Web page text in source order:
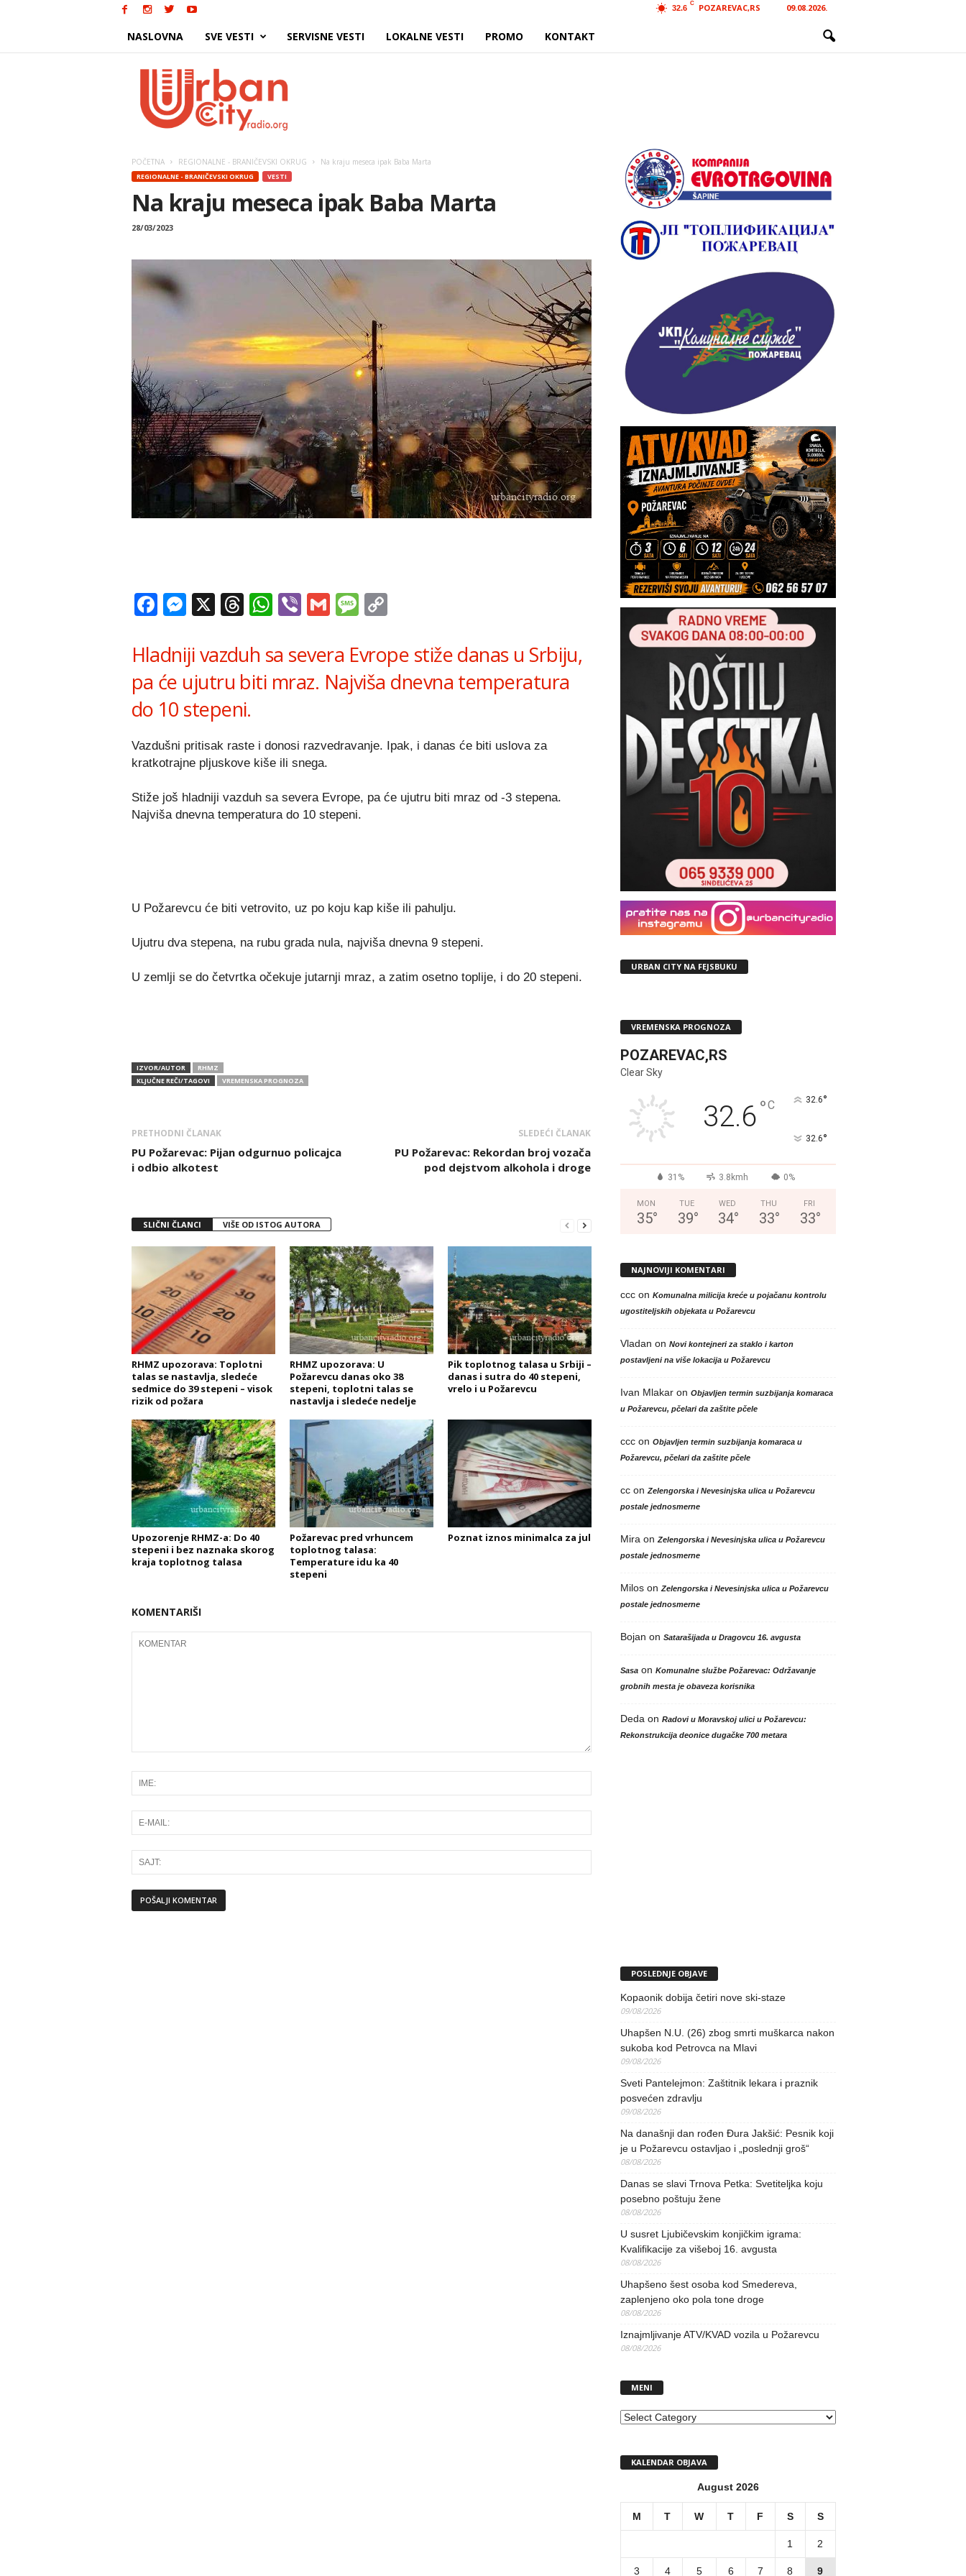
32.6
C POZAREVAC,RS 09.08.2026.
NASLOVNA SVE VESTI SERVISNE VESTI LOKALNE VESTI PROMO KONTAKT
POČETNA REGIONALNE - BRANIČEVSKI OKRUG Na kraju meseca ipak Baba Marta
REGIONALNE - BRANIČEVSKI OKRUG VESTI
Na kraju meseca ipak Baba Marta
28/03/2023
Facebook
Messenger
X Threads
WhatsApp
ViberGmailMessage
Hladniji vazduh sa severa Evrope stiže danas u Srbiju,
pa će ujutru biti mraz. Najviša dnevna temperatura
do 10 stepeni.
Vazdušni pritisak raste i donosi razvedravanje. Ipak, i danas će biti uslova za
kratkotrajne pljuskove kiše ili snega.
Stiže još hladniji vazduh sa severa Evrope, pa će ujutru biti mraz od -3 stepena.
Najviša dnevna temperatura do 10 stepeni.
U Požarevcu će biti vetrovito, uz po koju kap kiše ili pahulju.
Ujutru dva stepena, na rubu grada nula, najviša dnevna 9 stepeni.
U zemlji se do četvrtka očekuje jutarnji mraz, a zatim osetno toplije, i do 20 stepeni.
IZVOR/AUTOR
RHMZ
KLJUČNE REČI/TAGOVI
VREMENSKA PROGNOZA
PRETHODNI ČLANAK
PU Požarevac: Pijan odgurnuo policajca
i odbio alkotest
SLEDEĆI ČLANAK
PU Požarevac: Rekordan broj vozača
pod dejstvom alkohola i droge
SLIČNI ČLANCI VIŠE OD ISTOG AUTORA
RHMZ upozorava: Toplotni
talas se nastavlja, sledeće
sedmice do 39 stepeni – visok
rizik od požara
RHMZ upozorava: U
Požarevcu danas oko 38
stepeni, toplotni talas se
nastavlja i sledeće nedelje
Pik toplotnog talasa u Srbiji –
danas i sutra do 40 stepeni,
vrelo i u Požarevcu
Upozorenje RHMZ-a: Do 40
stepeni i bez naznaka skorog
kraja toplotnog talasa
Požarevac pred vrhuncem
toplotnog talasa:
Temperature idu ka 40
stepeni
Poznat iznos minimalca za jul
KOMENTARIŠI
URBAN CITY NA FEJSBUKU
VREMENSKA PROGNOZA
POZAREVAC,RS
Clear Sky
32.6°C 32.6°
32.6°
31% 3.8kmh 0%
MON
35°
TUE
39°
WED
34°
THU
33°
FRI
33°
NAJNOVIJI KOMENTARI
cccon Komunalna milicija kreće u pojačanu kontrolu
ugostiteljskih objekata u Požarevcu
Vladan on Novi kontejneri za staklo i karton
postavljeni na više lokacija u Požarevcu
Ivan Mlakaron Objavljen termin suzbijanja komaraca
u Požarevcu, pčelari da zaštite pčele
cccon Objavljen termin suzbijanja komaraca u
Požarevcu, pčelari da zaštite pčele
ccon Zelengorska i Nevesinjska ulica u Požarevcu
postale jednosmerne
Mira on Zelengorska i Nevesinjska ulica u Požarevcu
postale jednosmerne
Miloson Zelengorska i Nevesinjska ulica u Požarevcu
postale jednosmerne
Bojan on Satarašijada u Dragovcu 16. avgusta
Sasaon Komunalne službe Požarevac: Održavanje
grobnih mesta je obaveza korisnika
Deda on Radovi u Moravskoj ulici u Požarevcu:
Rekonstrukcija deonice dugačke 700 metara
POSLEDNJE OBJAVE
Kopaonik dobija četiri nove ski-staze
09/08/2026
Uhapšen N.U. (26) zbog smrti muškarca nakon
sukoba kod Petrovca na Mlavi
09/08/2026
Sveti Pantelejmon: Zaštitnik lekara i praznik
posvećen zdravlju
09/08/2026
Na današnji dan rođen Đura Jakšić: Pesnik koji
je u Požarevcu ostavljao i „poslednji groš“
08/08/2026
Danas se slavi Trnova Petka: Svetiteljka koju
posebno poštuju žene
08/08/2026
U susret Ljubičevskim konjičkim igrama:
Kvalifikacije za višeboj 16. avgusta
08/08/2026
Uhapšeno šest osoba kod Smedereva,
zaplenjeno oko pola tone droge
08/08/2026
Iznajmljivanje ATV/KVAD vozila u Požarevcu
08/08/2026
MENI
MENI
KALENDAR OBJAVA
August 2026
M T W T F S S
1 2
3 4 5 6 7 8 9